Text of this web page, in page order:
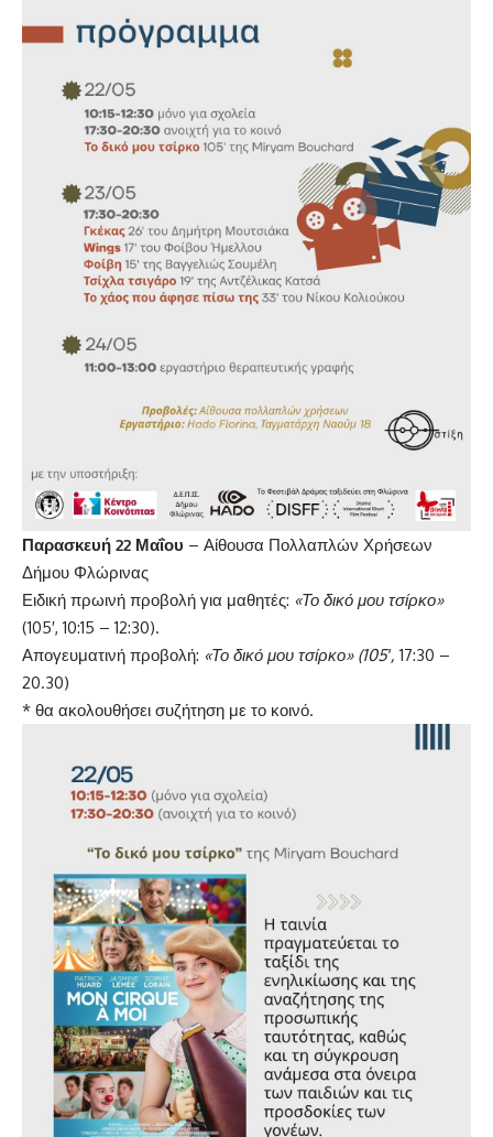
Παρασκευή 22 Μαΐου – Αίθουσα Πολλαπλών Χρήσεων
Δήμου Φλώρινας
Ειδική πρωινή προβολή για μαθητές: «Το δικό μου τσίρκο»
(105′, 10:15 – 12:30).
Απογευματινή προβολή: «Το δικό μου τσίρκο» (105′, 17:30 –
20.30)
* θα ακολουθήσει συζήτηση με το κοινό.